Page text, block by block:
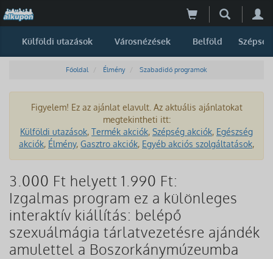
Külföldi utazások Városnézések Belföld Szépség
Főoldal Élmény Szabadidő programok
Figyelem! Ez az ajánlat elavult. Az aktuális ajánlatokat
megtekintheti itt:
Külföldi utazások, Termék akciók, Szépség akciók, Egészség
akciók, Élmény, Gasztro akciók, Egyéb akciós szolgáltatások,
3.000 Ft helyett 1.990 Ft:
Izgalmas program ez a különleges
interaktív kiállítás: belépő
szexuálmágia tárlatvezetésre ajándék
amulettel a Boszorkánymúzeumba